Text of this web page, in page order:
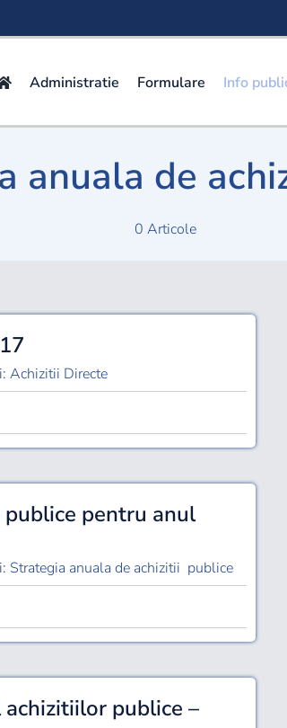
Administratie Formulare Info
anuala de
0 Articole
Achizitii Directe
pentru anul
Strategia anuala de achizitii publice
publice –